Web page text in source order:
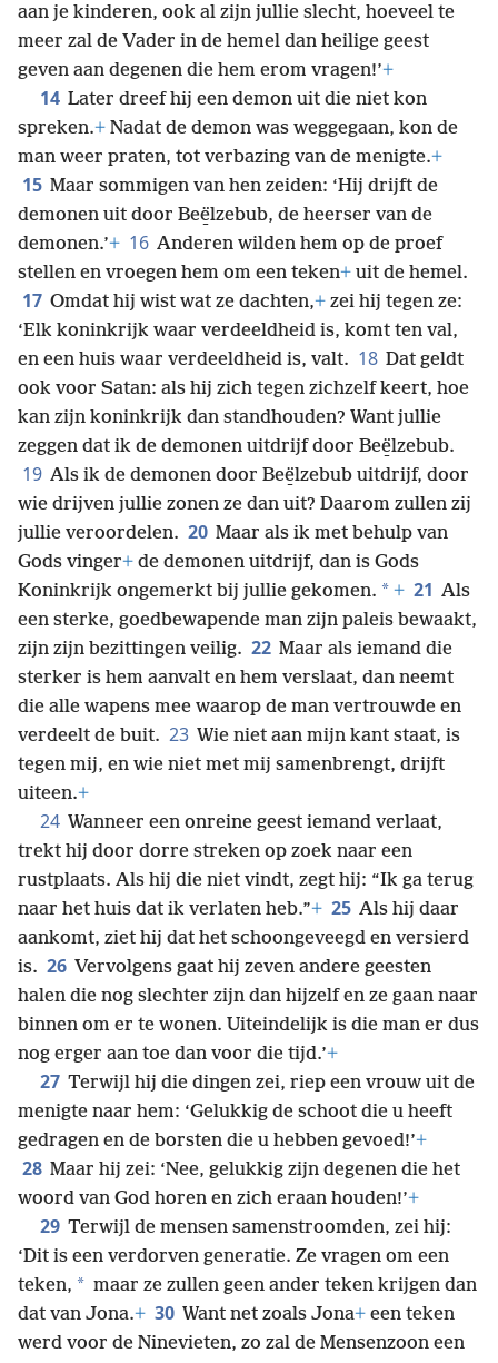
aan je kinderen, ook al zijn jullie slecht, hoeveel te
meer zal de Vader in de hemel dan heilige geest
geven aan degenen die hem erom vragen!’+
14 Later dreef hij een demon uit die niet kon
spreken.+ Nadat de demon was weggegaan, kon de
man weer praten, tot verbazing van de menigte.+
15 Maar sommigen van hen zeiden: ‘Hij drijft de
demonen uit door Beë̱lzebub, de heerser van de
demonen.’+ 16 Anderen wilden hem op de proef
stellen en vroegen hem om een teken+ uit de hemel.
17 Omdat hij wist wat ze dachten,+ zei hij tegen ze:
‘Elk koninkrijk waar verdeeldheid is, komt ten val,
en een huis waar verdeeldheid is, valt. 18 Dat geldt
ook voor Satan: als hij zich tegen zichzelf keert, hoe
kan zijn koninkrijk dan standhouden? Want jullie
zeggen dat ik de demonen uitdrijf door Beë̱lzebub.
19 Als ik de demonen door Beë̱lzebub uitdrijf, door
wie drijven jullie zonen ze dan uit? Daarom zullen zij
jullie veroordelen. 20 Maar als ik met behulp van
Gods vinger+ de demonen uitdrijf, dan is Gods
Koninkrijk ongemerkt bij jullie gekomen. * + 21 Als
een sterke, goedbewapende man zijn paleis bewaakt,
zijn zijn bezittingen veilig. 22 Maar als iemand die
sterker is hem aanvalt en hem verslaat, dan neemt
die alle wapens mee waarop de man vertrouwde en
verdeelt de buit. 23 Wie niet aan mijn kant staat, is
tegen mij, en wie niet met mij samenbrengt, drijft
uiteen.+
24 Wanneer een onreine geest iemand verlaat,
trekt hij door dorre streken op zoek naar een
rustplaats. Als hij die niet vindt, zegt hij: “Ik ga terug
naar het huis dat ik verlaten heb.”+ 25 Als hij daar
aankomt, ziet hij dat het schoongeveegd en versierd
is. 26 Vervolgens gaat hij zeven andere geesten
halen die nog slechter zijn dan hijzelf en ze gaan naar
binnen om er te wonen. Uiteindelijk is die man er dus
nog erger aan toe dan voor die tijd.’+
27 Terwijl hij die dingen zei, riep een vrouw uit de
menigte naar hem: ‘Gelukkig de schoot die u heeft
gedragen en de borsten die u hebben gevoed!’+
28 Maar hij zei: ‘Nee, gelukkig zijn degenen die het
woord van God horen en zich eraan houden!’+
29 Terwijl de mensen samenstroomden, zei hij:
‘Dit is een verdorven generatie. Ze vragen om een
teken, * maar ze zullen geen ander teken krijgen dan
dat van Jona.+ 30 Want net zoals Jona+ een teken
werd voor de Ninevieten, zo zal de Mensenzoon een